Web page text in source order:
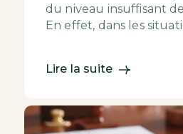
du niveau insuffisant
En effet, dans les
Lire la suite